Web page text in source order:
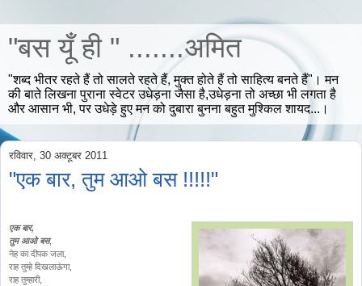
"बस यूँ ही " .......अमित
"शब्द भीतर रहते हैं तो सालते रहते हैं, मुक्त होते हैं तो साहित्य बनते हैं"। मन
की बाते लिखना पुराना स्वेटर उधेड़ना जैसा है,उधेड़ना तो अच्छा भी लगता है
और आसान भी, पर उधेड़े हुए मन को दुबारा बुनना बहुत मुश्किल शायद...।
रविवार, 30 अक्टूबर 2011
"एक बार, तुम आओ बस !!!!!"
एक बार,
तुम आओ बस,
नेह का दीपक जला,
राह तुम्हे दिखलाऊंगा,
राह तुम्हारी,